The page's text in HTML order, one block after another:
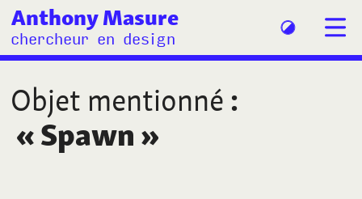
Anthony Masure
chercheur en design
Objet mentionné :
«Spawn »